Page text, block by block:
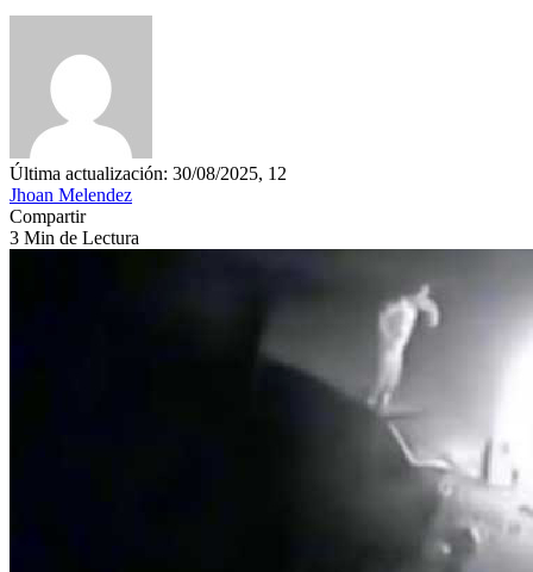
Última actualización: 30/08/2025, 12
Jhoan Melendez
Compartir
3 Min de Lectura